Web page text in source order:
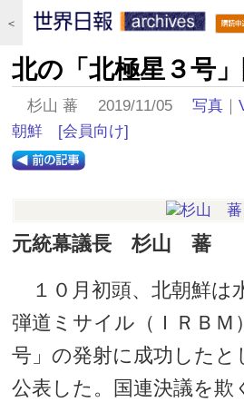
＜
北の「北極星３号
杉山 蕃 2019/11/05写真 ｜
朝鮮
[会員向け]
元統幕議長 杉山 蕃
１０月初頭、北朝鮮は
弾道ミサイル（ＩＲＢＭ
号」の発射に成功したと
公表した。国連決議を欺